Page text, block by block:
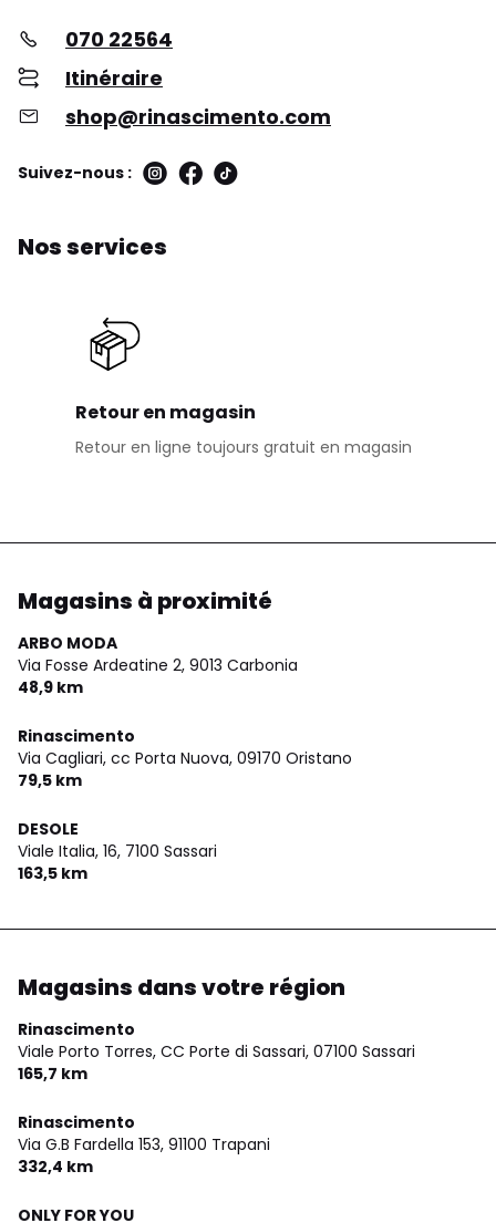
070 22564
Itinéraire
shop@rinascimento.com
Suivez-nous :
Nos services
Retour en magasin
Retour en ligne toujours gratuit en magasin
Magasins à proximité
ARBO MODA
Via Fosse Ardeatine 2, 9013 Carbonia
48,9 km
Rinascimento
Via Cagliari, cc Porta Nuova, 09170 Oristano
79,5 km
DESOLE
Viale Italia, 16, 7100 Sassari
163,5 km
Magasins dans votre région
Rinascimento
Viale Porto Torres, CC Porte di Sassari, 07100 Sassari
165,7 km
Rinascimento
Via G.B Fardella 153, 91100 Trapani
332,4 km
ONLY FOR YOU